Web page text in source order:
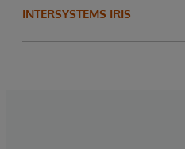
INTERSYSTEMS IRIS